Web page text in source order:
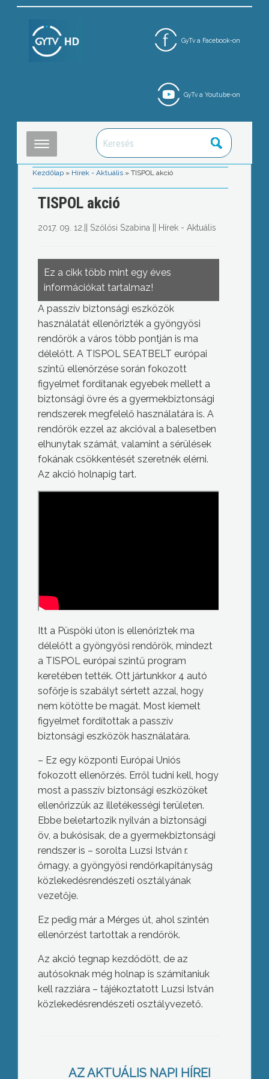
GyTv a Facebook-on
GyTv a Youtube-on
Kezdőlap » Hírek - Aktuális »TISPOL akció
TISPOL akció
2017. 09. 12. Szőlősi Szabina Hírek - Aktuális
Ez a cikk több mint egy éves
információkat tartalmaz!
A passzív biztonsági eszközök
használatát ellenőrizték a gyöngyösi
rendőrök a város több pontján is ma
délelőtt. A TISPOL SEATBELT európai
szintű ellenőrzése során fokozott
figyelmet fordítanak egyebek mellett a
biztonsági övre és a gyermekbiztonsági
rendszerek megfelelő használatára is. A
rendőrök ezzel az akcióval a balesetben
elhunytak számát, valamint a sérülések
fokának csökkentését szeretnék elérni.
Az akció holnapig tart.
Itt a Püspöki úton is ellenőriztek ma
délelőtt a gyöngyösi rendőrök, mindezt
a TISPOL európai szintű program
keretében tették. Ott jártunkkor 4 autó
sofőrje is szabályt sértett azzal, hogy
nem kötötte be magát. Most kiemelt
figyelmet fordítottak a passzív
biztonsági eszközök használatára.
– Ez egy központi Európai Uniós
fokozott ellenőrzés. Erről tudni kell, hogy
most a passzív biztonsági eszközöket
ellenőrizzük az illetékességi területen.
Ebbe beletartozik nyilván a biztonsági
öv, a bukósisak, de a gyermekbiztonsági
rendszer is – sorolta Luzsi István r.
őrnagy, a gyöngyösi rendőrkapitányság
közlekedésrendészeti osztályának
vezetője.
Ez pedig már a Mérges út, ahol szintén
ellenőrzést tartottak a rendőrök.
Az akció tegnap kezdődött, de az
autósoknak még holnap is számítaniuk
kell razziára – tájékoztatott Luzsi István
közlekedésrendészeti osztályvezető.
AZ AKTUÁLIS NAPI HÍREI